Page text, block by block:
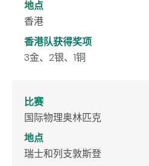
地点
香港
香港队获得奖项
3金、2银、1铜
比赛
国际物理奥林匹克
地点
瑞士和列支敦斯登